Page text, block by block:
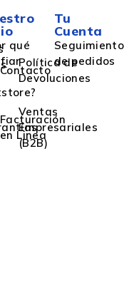
qué
Contacto
Política de
Devoluciones
Facturación
en Linea
Ventas
Empresariales
(B2B)
Tu
Cuenta
Seguimiento
de pedidos